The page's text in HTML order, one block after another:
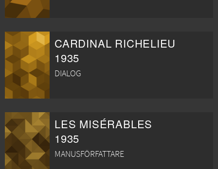
CARDINAL RICHELIEU
1935
DIALOG
LES MISÉRABLES
1935
MANUSFÖRFATTARE